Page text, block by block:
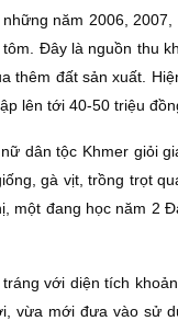
năm 2006,
Ðây là nguồn thu
thêm đất sản xuất.
lên tới 40-50 triệu
dân tộc Khmer giỏi
gà vịt, trồng trọt
một đang học năm 2
với diện tích
vừa mới đưa vào sử